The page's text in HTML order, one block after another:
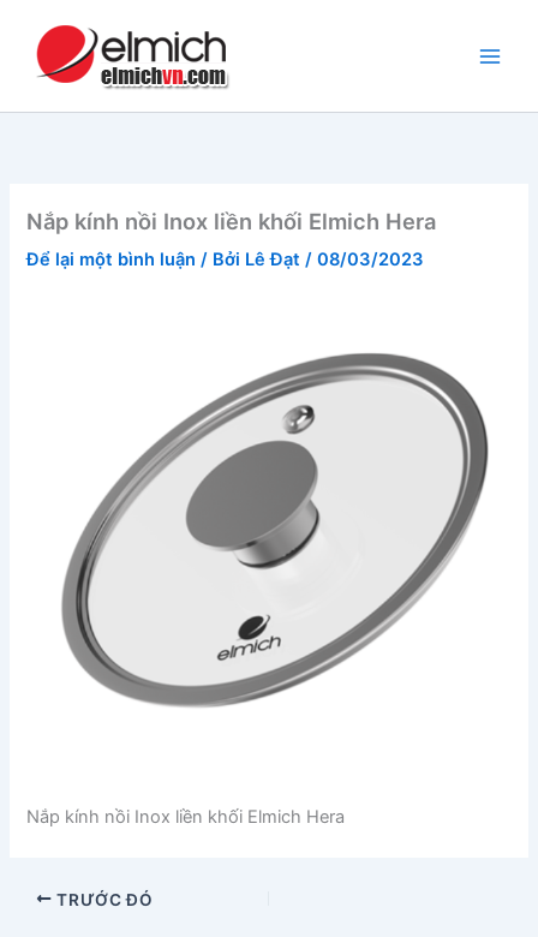
Nắp kính nồi Inox liền khối Elmich Hera
Để lại một bình luận / Bởi Lê Đạt/08/03/2023
Nắp kính nồi Inox liền khối Elmich Hera
TRƯỚC ĐÓ